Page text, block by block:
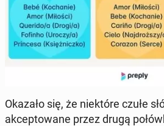
Okazało się, że nie­któ­re czułe
ak­cep­to­wa­ne przez drugą